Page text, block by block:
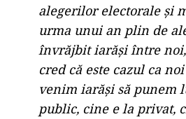
alegerilor electorale şi
urma unui an plin de
învrăjbit iarăşi între
cred că este cazul ca
venim iarăşi să punem
public, cine e la privat,